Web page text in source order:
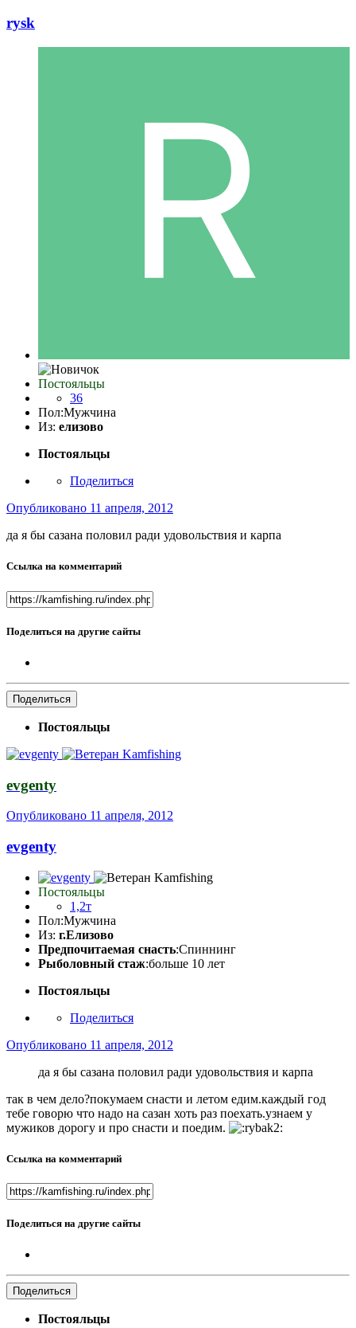
rysk
Постояльцы
36
Пол:Мужчина
Из: елизово
Постояльцы
Поделиться
Опубликовано 11 апреля, 2012
да я бы сазана половил ради удовольствия и карпа
Ссылка на комментарий
Поделиться на другие сайты
Поделиться
Постояльцы
evgenty
Опубликовано 11 апреля, 2012
evgenty
Постояльцы
1,2т
Пол:Мужчина
Из: г.Елизово
Предпочитаемая снасть:Спиннинг
Рыболовный стаж:больше 10 лет
Постояльцы
Поделиться
Опубликовано 11 апреля, 2012
да я бы сазана половил ради удовольствия и карпа
так в чем дело?покумаем снасти и летом едим.каждый год
тебе говорю что надо на сазан хоть раз поехать.узнаем у
мужиков дорогу и про снасти и поедим.
Ссылка на комментарий
Поделиться на другие сайты
Поделиться
Постояльцы